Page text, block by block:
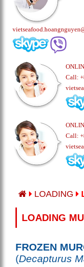
Call:
Call:
LOADING
LOADING
FROZEN
(Decapturus